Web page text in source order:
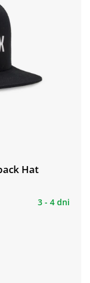
Hat
3 - 4 dni